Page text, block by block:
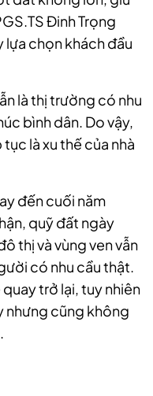
Đinh Trọng
lựa chọn khách đầu
là thị trường có nhu
bình dân. Do vậy,
là xu thế của nhà
đến cuối năm
quỹ đất ngày
thị và vùng ven vẫn
có nhu cầu thật.
trở lại, tuy nhiên
nhưng cũng không